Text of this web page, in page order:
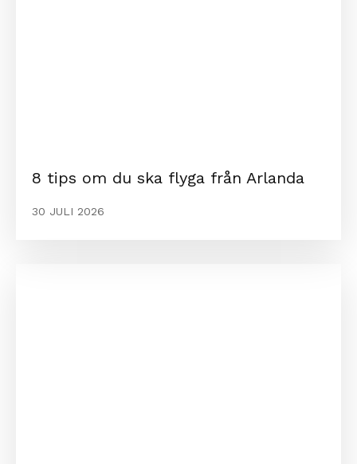
8 tips om du ska flyga från Arlanda
30 JULI 2026